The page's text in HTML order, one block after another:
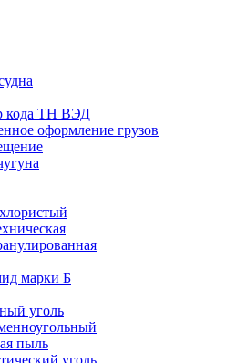
кода ТН ВЭД
оформление грузов
марки Б
уголь
пыль
уголь